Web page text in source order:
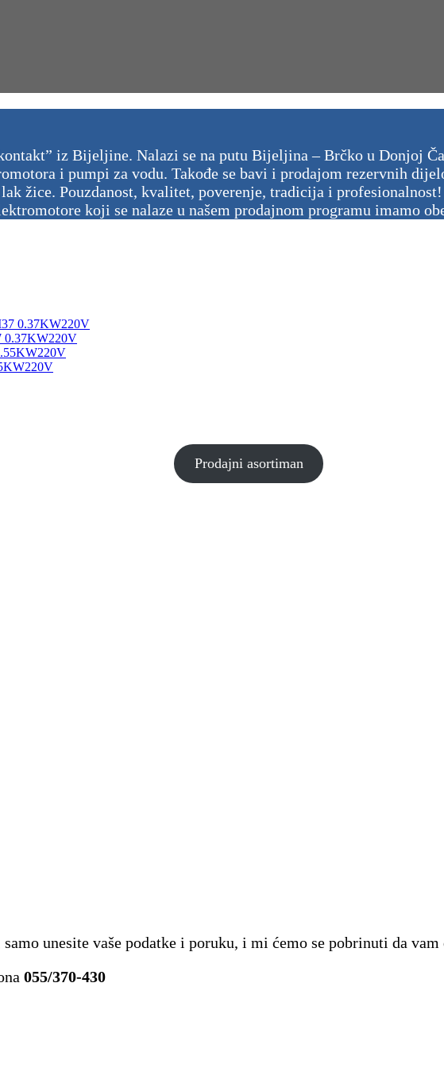
iz Bijeljine. Nalazi se na putu Bijeljina – Brčko u Donjoj
i pumpi za vodu. Takođe se bavi i prodajom rezervnih
žice. Pouzdanost, kvalitet, poverenje, tradicija i
koji se nalaze u našem prodajnom programu imamo
0.37KW220V
Prodajni asortiman
unesite vaše podatke i poruku, i mi ćemo se pobrinuti da
055/370-430